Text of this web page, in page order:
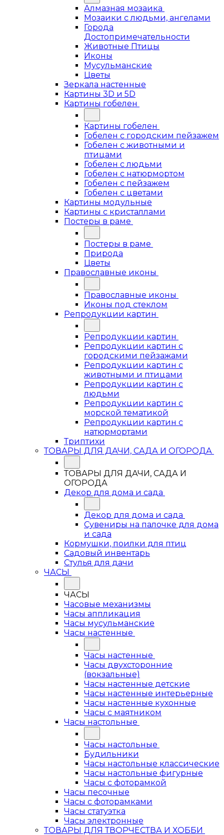
Алмазная мозаика
Мозаики с людьми, ангелами
Города
Достопримечательности
Животные Птицы
Иконы
Мусульманские
Цветы
Зеркала настенные
Картины 3D и 5D
Картины гобелен
Картины гобелен
Гобелен с городским пейзажем
Гобелен с животными и
птицами
Гобелен с людьми
Гобелен с натюрмортом
Гобелен с пейзажем
Гобелен с цветами
Картины модульные
Картины с кристаллами
Постеры в раме
Постеры в раме
Природа
Цветы
Православные иконы
Православные иконы
Иконы под стеклом
Репродукции картин
Репродукции картин
Репродукции картин с
городскими пейзажами
Репродукции картин с
животными и птицами
Репродукции картин с
людьми
Репродукции картин с
морской тематикой
Репродукции картин с
натюрмортами
Триптихи
ТОВАРЫ ДЛЯ ДАЧИ, САДА И ОГОРОДА
ТОВАРЫ ДЛЯ ДАЧИ, САДА И
ОГОРОДА
Декор для дома и сада
Декор для дома и сада
Сувениры на палочке для дома
и сада
Кормушки, поилки для птиц
Садовый инвентарь
Стулья для дачи
ЧАСЫ
ЧАСЫ
Часовые механизмы
Часы аппликация
Часы мусульманские
Часы настенные
Часы настенные
Часы двухсторонние
(вокзальные)
Часы настенные детские
Часы настенные интерьерные
Часы настенные кухонные
Часы с маятником
Часы настольные
Часы настольные
Будильники
Часы настольные классические
Часы настольные фигурные
Часы с фоторамкой
Часы песочные
Часы с фоторамками
Часы статуэтка
Часы электронные
ТОВАРЫ ДЛЯ ТВОРЧЕСТВА И ХОББИ